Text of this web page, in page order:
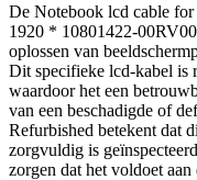
De Notebook lcd cable
1920 * 10801422-
oplossen van
Dit specifieke lcd-kabel is
waardoor het een
van een beschadigde of
Refurbished betekent dat
zorgvuldig is
zorgen dat het voldoet